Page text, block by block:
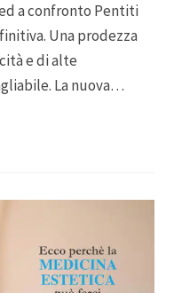
a confronto Pentiti
Una prodezza
e di alte
La nuova…